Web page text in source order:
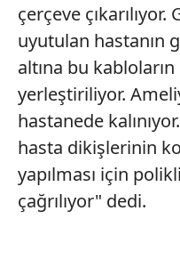
çerçeve
uyutulan hastanın
altına bu
yerleştiriliyor.
hastanede
hasta dikişlerinin
yapılması için
çağrılıyor" dedi.